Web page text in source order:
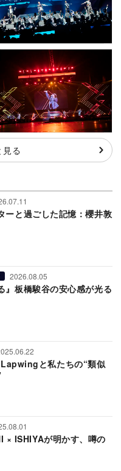
る
ーと過ごした記憶：櫻井敦
2026.08.05
』板橋駿谷の安心感が光る
と私たちの“類似
× ISHIYAが明かす、噂の